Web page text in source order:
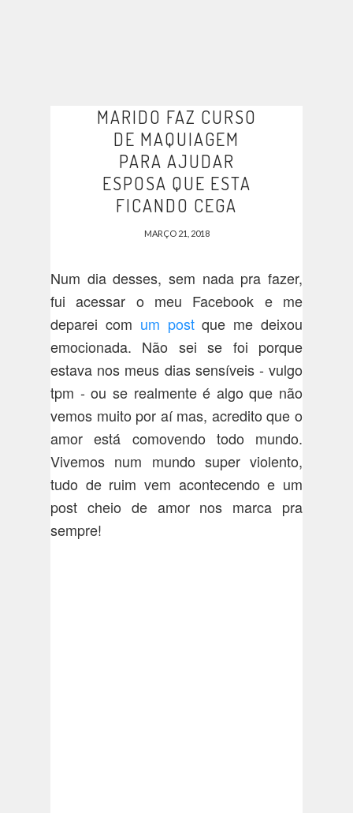
MARIDO FAZ CURSO
DE MAQUIAGEM
PARA AJUDAR
ESPOSA QUE ESTA
FICANDO CEGA
MARÇO 21, 2018
Num dia desses, sem nada pra fazer,
fui acessar o meu Facebook e me
deparei com um postque me deixou
emocionada. Não sei se foi porque
estava nos meus dias sensíveis - vulgo
tpm - ou se realmente é algo que não
vemos muito por aí mas, acredito que o
amor está comovendo todo mundo.
Vivemos num mundo super violento,
tudo de ruim vem acontecendo e um
post cheio de amor nos marca pra
sempre!